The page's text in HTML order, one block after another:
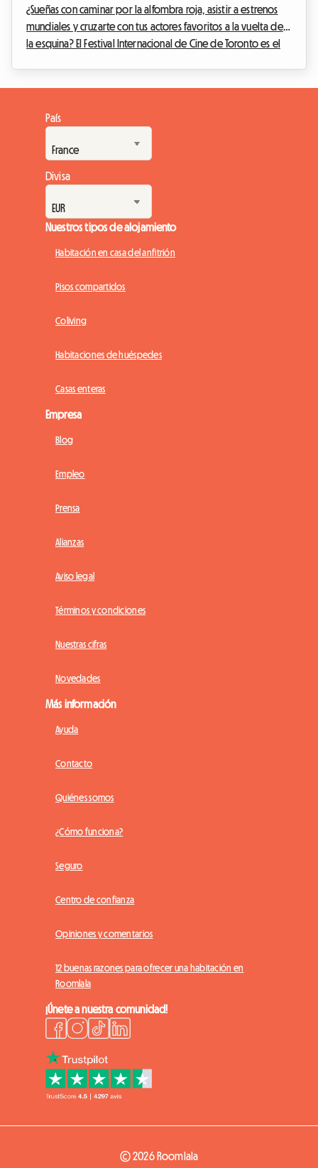
¿Sueñas con caminar por la alfombra roja, asistir a estrenos
mundiales y cruzarte con tus actores favoritos a la vuelta de
la esquina? El Festival Internacional de Cine de Toronto es el
rompecabezas financiero, especialmente en lo que respecta
al alojamiento. En Roomlala, sabemos lo crucial que es
encontrar un lugar cómodo donde quedarse si...
País
Divisa
Nuestros tipos de alojamiento
Habitación en casa del anfitrión
Pisos compartidos
Coliving
Habitaciones de huéspedes
Casas enteras
Empresa
Blog
Empleo
Prensa
Alianzas
Aviso legal
Términos y condiciones
Nuestras cifras
Novedades
Más información
Ayuda
Contacto
Quiénes somos
¿Cómo funciona?
Seguro
Centro de confianza
Opiniones y comentarios
12 buenas razones para ofrecer una habitación en
Roomlala
¡Únete a nuestra comunidad!
© 2026 Roomlala